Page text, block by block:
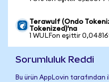
Terawulf (Ondo
Tokenized)'na
1 WULFon eşittir
Sorumluluk Reddi
Bu ürün AppLovin tarafından